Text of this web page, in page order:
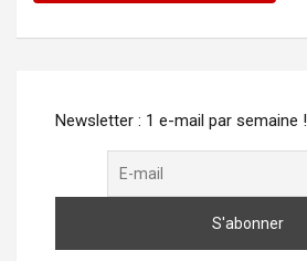
Newsletter : 1 e-mail par semaine !